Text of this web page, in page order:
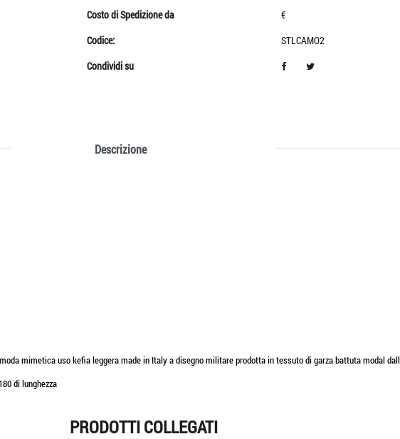
Costo di Spedizione da
€
Codice:
STLCAMO2
Condividi su
Descrizione
mimetica uso kefia leggera made in Italy a disegno militare prodotta in tessuto di garza battuta modal
di lunghezza
PRODOTTI COLLEGATI